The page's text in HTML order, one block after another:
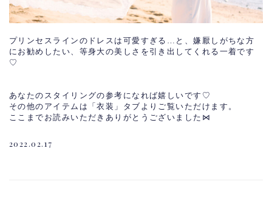
プリンセスラインのドレスは可愛すぎる…と、嫌厭しがちな方
にお勧めしたい、等身大の美しさを引き出してくれる一着です
♡
あなたのスタイリングの参考になれば嬉しいです♡
その他のアイテムは「衣装」タブよりご覧いただけます。
ここまでお読みいただきありがとうございました⋈
2022.02.17